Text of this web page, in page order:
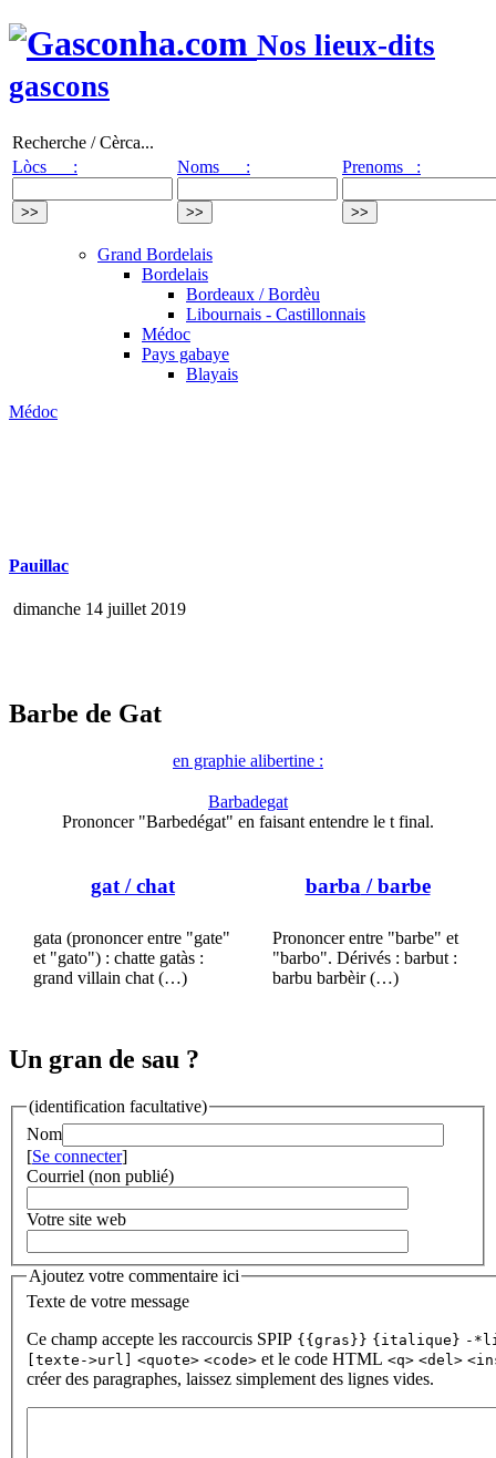
Nos lieux-dits
gascons
Recherche / Cèrca...
Lòcs :
Noms : Prenoms :
Grand Bordelais
Bordelais
Bordeaux / Bordèu
Libournais - Castillonnais
Médoc
Pays gabaye
Blayais
Médoc
Pauillac
dimanche 14 juillet 2019
Barbe de Gat
en graphie alibertine :
Barbadegat
Prononcer "Barbedégat" en faisant entendre le t final.
gat / chat
gata (prononcer entre "gate"
et "gato") : chatte gatàs :
grand villain chat (…)
barba / barbe
Prononcer entre "barbe" et
"barbo". Dérivés : barbut :
barbu barbèir (…)
Un gran de sau ?
(identification facultative)
Nom
[Se connecter]
Courriel (non publié)
Votre site web
Ajoutez votre commentaire ici
Texte de votre message
Ce champ accepte les raccourcis SPIP {{gras}} {italique} -
[texte->url]
<quote> <code> et le code HTML <q> <del>
créer des paragraphes, laissez simplement des lignes vides.